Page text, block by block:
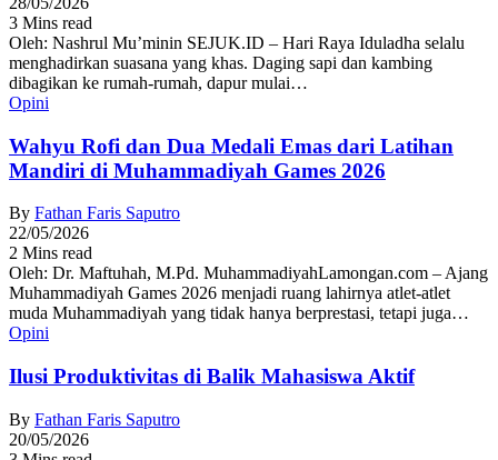
3 Mins read
Oleh: Nashrul Mu’minin SEJUK.ID – Hari Raya Iduladha selalu
menghadirkan suasana yang khas. Daging sapi dan kambing
dibagikan ke rumah-rumah, dapur mulai…
Opini
Wahyu Rofi dan Dua Medali Emas dari Latihan
Mandiri di Muhammadiyah Games 2026
By Fathan Faris Saputro
22/05/2026
2 Mins read
Oleh: Dr. Maftuhah, M.Pd. MuhammadiyahLamongan.com – Ajang
Muhammadiyah Games 2026 menjadi ruang lahirnya atlet-atlet
muda Muhammadiyah yang tidak hanya berprestasi, tetapi juga…
Opini
Ilusi Produktivitas di Balik Mahasiswa Aktif
By Fathan Faris Saputro
20/05/2026